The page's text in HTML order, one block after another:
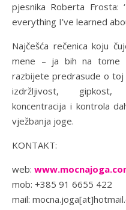
pjesnika Roberta
everything I’ve learned
Najčešća rečenica koju
mene – ja bih na tome
razbijete predrasude o toj
izdržljivost, gipkost,
koncentracija i kontrola
vježbanja joge.
KONTAKT:
web:
mob: +385 91 6655 422
mail: